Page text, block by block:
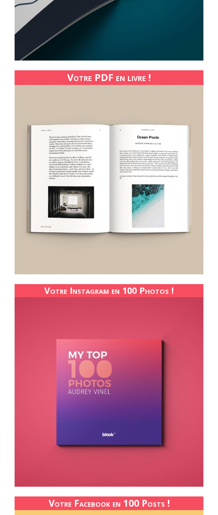
Votre PDF en livre !
Votre Instagram en 100 Photos !
Votre Facebook en 100 Posts !